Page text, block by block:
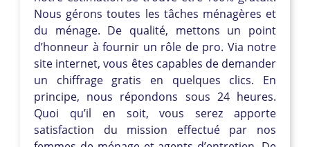
Nous gérons toutes les tâches ménagères et
du ménage. De qualité, mettons un point
d’honneur à fournir un rôle de pro. Via notre
site internet, vous êtes capables de demander
un chiffrage gratis en quelques clics. En
principe, nous répondons sous 24 heures.
Quoi qu’il en soit, vous serez apporte
satisfaction du mission effectué par nos